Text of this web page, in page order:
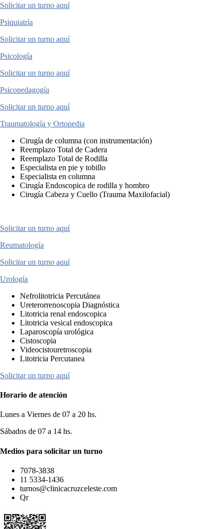
Solicitar un turno aquí
Psiquiatría
Solicitar un turno aquí
Psicología
Solicitar un turno aquí
Psicopedagogía
Solicitar un turno aquí
Traumatología y Ortopedia
Cirugía de columna (con instrumentación)
Reemplazo Total de Cadera
Reemplazo Total de Rodilla
Especialista en pie y tobillo
Especialista en columna
Cirugía Endoscopica de rodilla y hombro
Cirugía Cabeza y Cuello (Trauma Maxilofacial)
Solicitar un turno aquí
Reumatología
Solicitar un turno aquí
Urología
Nefrolitotricia Percutánea
Ureterorrenoscopia Diagnóstica
Litotricia renal endoscopica
Litotricia vesical endoscopica
Laparoscopía urológica
Cistoscopia
Videocistouretroscopia
Litotricia Percutanea
Solicitar un turno aquí
Horario de atención
Lunes a Viernes de 07 a 20 hs.
Sábados de 07 a 14 hs.
Medios para solicitar un turno
7078-3838
11 5334-1436
turnos@clinicacruzceleste.com
Qr